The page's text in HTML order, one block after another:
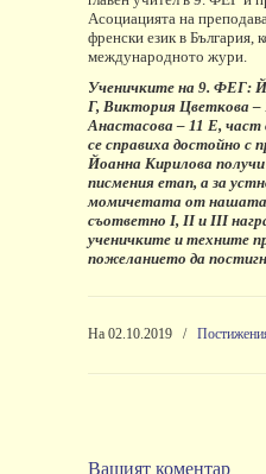
Асоциацията на
френски език в България,
международното жури.
Ученичките на 9. ФЕГ:
Г, Виктория Цветкова
Анастасова – 11 Е, част
се справиха достойно с
Йоанна Кирилова
писмения етап, а за
момичетата от нашата
съответно I, II и III
ученичките и техните
пожеланието да
На 02.10.2019 /
Вашият коментар